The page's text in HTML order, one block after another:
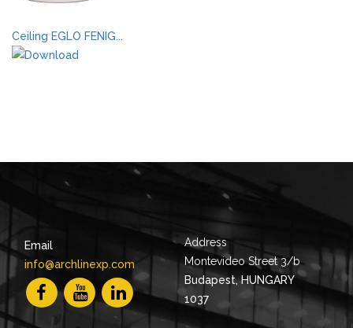
Ceiling EGLO FENIG...
Email
info@archlinexp.com
Address
Montevideo Street 3/b
Budapest, HUNGARY
1037